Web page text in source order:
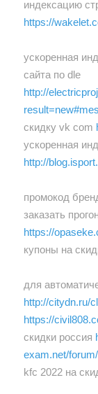
индексацию
https://
ускоренная
сайта по dle
http://
скидку vk com
ускоренная
http://
промокод
заказать
https://
купоны на
для
http://citydn.ru/
https://
скидки россия
exam.net/
kfc 2022 на